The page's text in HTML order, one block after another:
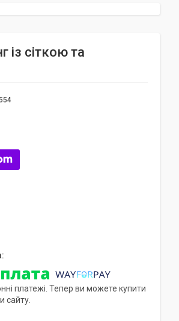
сіткою та
платежі. Тепер ви можете купити
сайту.